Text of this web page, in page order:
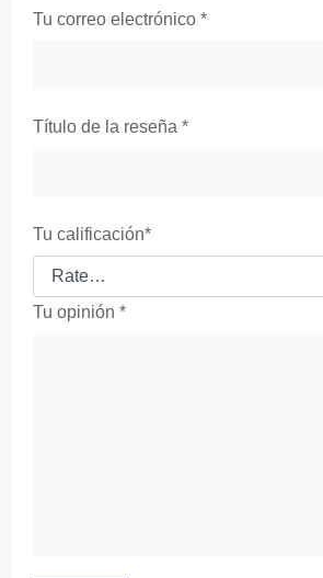
Tu correo electrónico *
Título de la reseña *
Tu calificación*
Tu opinión *